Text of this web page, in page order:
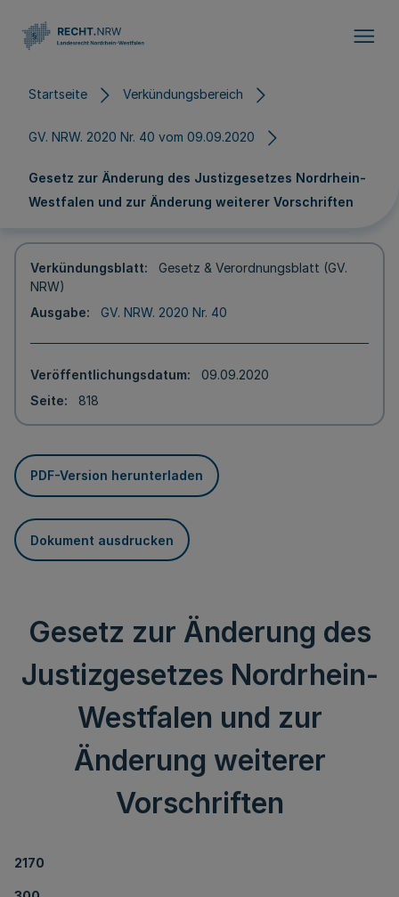
Startseite Verkündungsbereich
GV. NRW. 2020 Nr. 40 vom 09.09.2020
Gesetz zur Änderung des Justizgesetzes Nordrhein-
Westfalen und zur Änderung weiterer Vorschriften
Verkündungsblatt
Gesetz & Verordnungsblatt (GV.
NRW)
Ausgabe
GV. NRW. 2020 Nr. 40
Veröffentlichungsdatum
09.09.2020
Seite
818
PDF-Version herunterladen
Dokument ausdrucken
Gesetz zur Änderung des
Justizgesetzes Nordrhein-
Westfalen und zur
Änderung weiterer
Vorschriften
2170